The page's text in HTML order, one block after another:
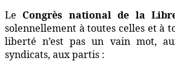
Le Congrès national de la
solennellement à toutes celles et à
liberté n’est pas un vain mot,
syndicats, aux partis :